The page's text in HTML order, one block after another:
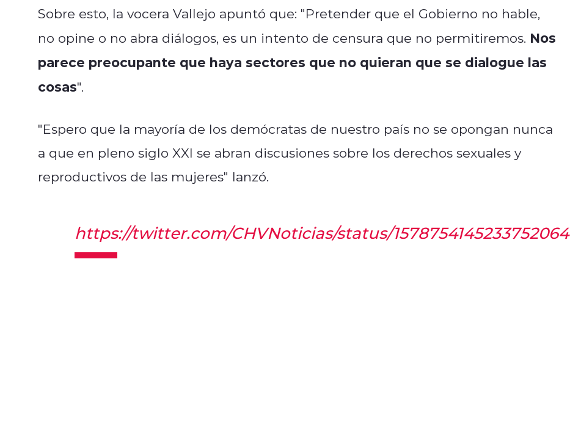
Sobre esto, la vocera Vallejo apuntó que: "Pretender que el Gobierno no hable,
no opine o no abra diálogos, es un intento de censura que no permitiremos. Nos
parece preocupante que haya sectores que no quieran que se dialogue las
cosas".
"Espero que la mayoría de los demócratas de nuestro país no se opongan nunca
a que en pleno siglo XXl se abran discusiones sobre los derechos sexuales y
reproductivos de las mujeres" lanzó.
https://twitter.com/CHVNoticias/status/1578754145233752064